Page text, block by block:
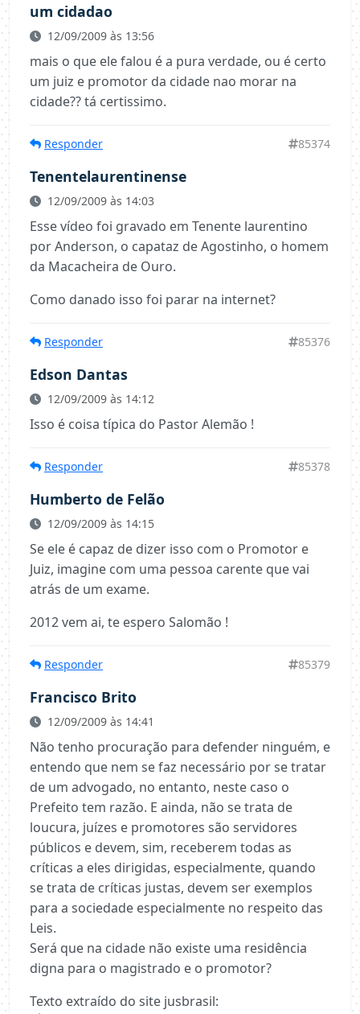
um cidadao
12/09/2009 às 13:56
mais o que ele falou é a pura verdade, ou é certo
um juiz e promotor da cidade nao morar na
cidade?? tá certissimo.
Responder 85374
Tenentelaurentinense
12/09/2009 às 14:03
Esse vídeo foi gravado em Tenente laurentino
por Anderson, o capataz de Agostinho, o homem
da Macacheira de Ouro.
Como danado isso foi parar na internet?
Responder 85376
Edson Dantas
12/09/2009 às 14:12
Isso é coisa típica do Pastor Alemão !
Responder 85378
Humberto de Felão
12/09/2009 às 14:15
Se ele é capaz de dizer isso com o Promotor e
Juiz, imagine com uma pessoa carente que vai
atrás de um exame.
2012 vem ai, te espero Salomão !
Responder 85379
Francisco Brito
12/09/2009 às 14:41
Não tenho procuração para defender ninguém, e
entendo que nem se faz necessário por se tratar
de um advogado, no entanto, neste caso o
Prefeito tem razão. E ainda, não se trata de
loucura, juízes e promotores são servidores
públicos e devem, sim, receberem todas as
críticas a eles dirigidas, especialmente, quando
se trata de críticas justas, devem ser exemplos
para a sociedade especialmente no respeito das
Leis.
Será que na cidade não existe uma residência
digna para o magistrado e o promotor?
Texto extraído do site jusbrasil: